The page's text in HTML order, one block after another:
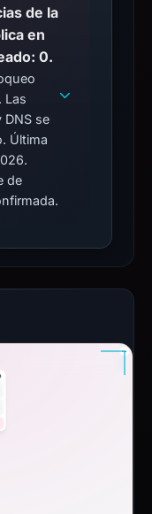
de la
en
0.
Las
DNS se
Última
de